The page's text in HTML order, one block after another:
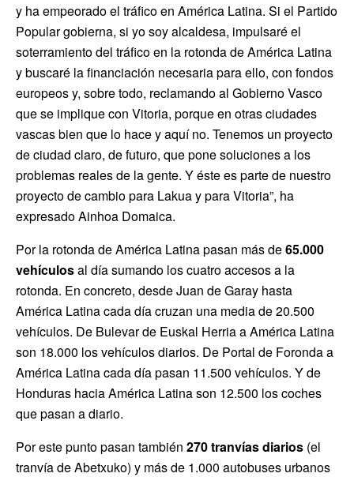
y ha empeorado el tráfico en América Latina. Si el Partido
Popular gobierna, si yo soy alcaldesa, impulsaré el
soterramiento del tráfico en la rotonda de América Latina
y buscaré la financiación necesaria para ello, con fondos
europeos y, sobre todo, reclamando al Gobierno Vasco
que se implique con Vitoria, porque en otras ciudades
vascas bien que lo hace y aquí no. Tenemos un proyecto
de ciudad claro, de futuro, que pone soluciones a los
problemas reales de la gente. Y éste es parte de nuestro
proyecto de cambio para Lakua y para Vitoria”, ha
expresado Ainhoa Domaica.
Por la rotonda de América Latina pasan más de65.000
vehículosal día sumando los cuatro accesos a la
rotonda. En concreto, desde Juan de Garay hasta
América Latina cada día cruzan una media de 20.500
vehículos. De Bulevar de Euskal Herria a América Latina
son 18.000 los vehículos diarios. De Portal de Foronda a
América Latina cada día pasan 11.500 vehículos. Y de
Honduras hacia América Latina son 12.500 los coches
que pasan a diario.
Por este punto pasan también 270 tranvías diarios (el
tranvía de Abetxuko) y más de 1.000 autobuses urbanos